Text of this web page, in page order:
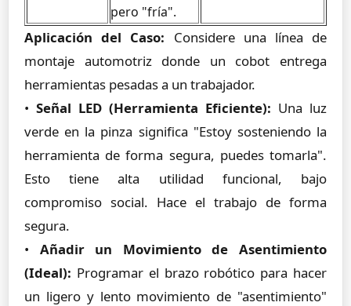
pero "fría".
Aplicación del Caso: Considere una línea de
montaje automotriz donde un cobot entrega
herramientas pesadas a un trabajador.
• Señal LED (Herramienta Eficiente): Una luz
verde en la pinza significa "Estoy sosteniendo la
herramienta de forma segura, puedes tomarla".
Esto tiene alta utilidad funcional, bajo
compromiso social. Hace el trabajo de forma
segura.
• Añadir un Movimiento de Asentimiento
(Ideal): Programar el brazo robótico para hacer
un ligero y lento movimiento de "asentimiento"